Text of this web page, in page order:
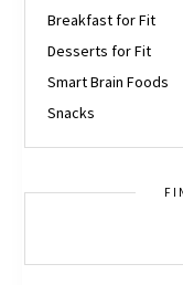
Breakfast for Fit
Desserts for Fit
Smart Brain Foods
Snacks